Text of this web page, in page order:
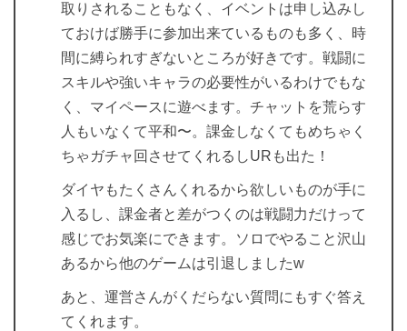
取りされることもなく、イベントは申し込みし
ておけば勝手に参加出来ているものも多く、時
間に縛られすぎないところが好きです。戦闘に
スキルや強いキャラの必要性がいるわけでもな
く、マイペースに遊べます。チャットを荒らす
人もいなくて平和〜。課金しなくてもめちゃく
ちゃガチャ回させてくれるしURも出た！
ダイヤもたくさんくれるから欲しいものが手に
入るし、課金者と差がつくのは戦闘力だけって
感じでお気楽にできます。ソロでやること沢山
あるから他のゲームは引退しましたw
あと、運営さんがくだらない質問にもすぐ答え
てくれます。